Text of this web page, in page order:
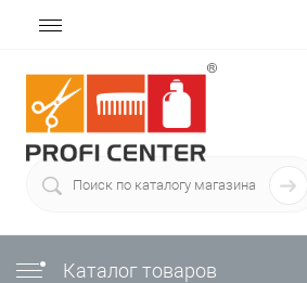
Каталог товаров